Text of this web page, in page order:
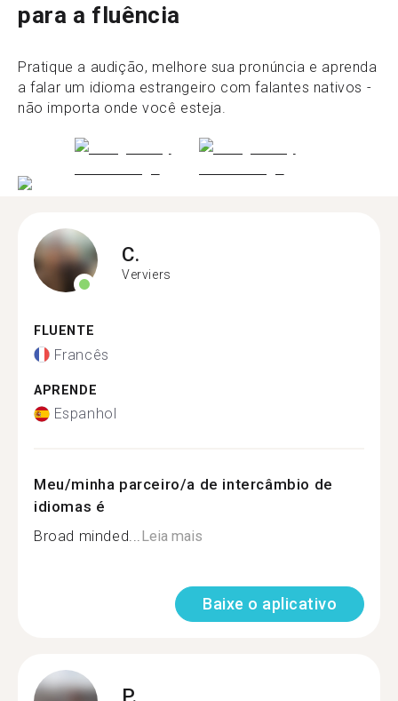
para a fluência
Pratique a audição, melhore sua pronúncia e aprenda
a falar um idioma estrangeiro com falantes nativos -
não importa onde você esteja.
C.
Verviers
FLUENTE
Francês
APRENDE
Espanhol
Meu/minha parceiro/a de intercâmbio de
idiomas é
Broad minded...Leia mais
Baixe o aplicativo
P.